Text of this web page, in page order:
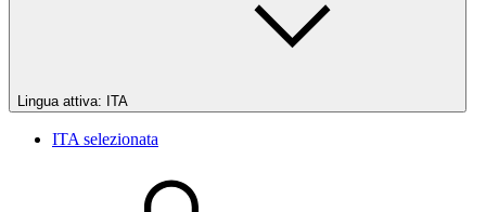
Lingua attiva: ITA
ITA selezionata